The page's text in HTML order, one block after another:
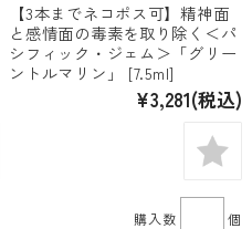
【3本までネコポス可】精神面
と感情面の毒素を取り除く＜パ
シフィック・ジェム＞「グリー
ントルマリン」 [7.5ml]
¥3,281(税込)
購入数 個